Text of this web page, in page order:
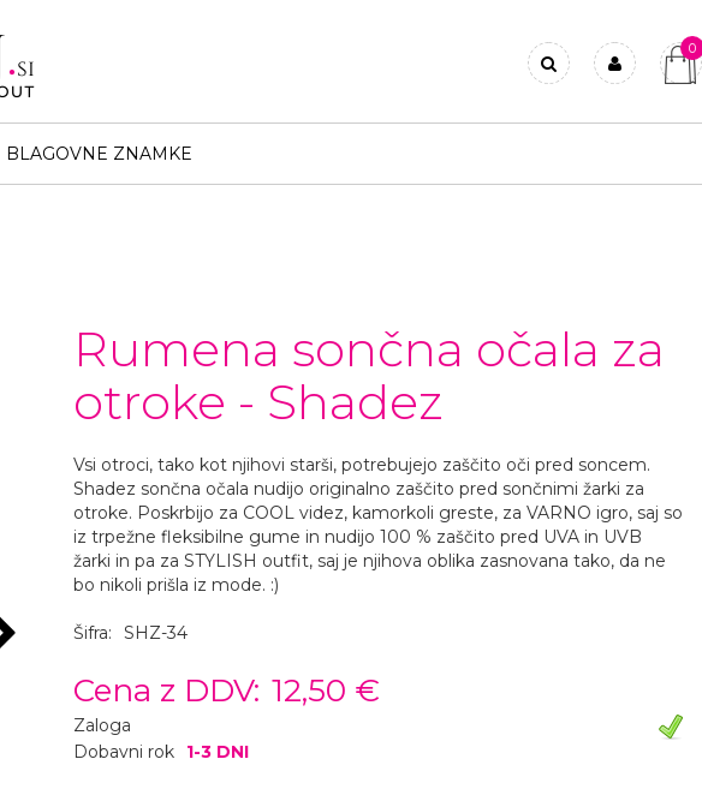
0
BLAGOVNE ZNAMKE
Rumena sončna očala za
otroke - Shadez
Vsi otroci, tako kot njihovi starši, potrebujejo zaščito oči pred soncem.
Shadez sončna očala nudijo originalno zaščito pred sončnimi žarki za
otroke. Poskrbijo za COOL videz, kamorkoli greste, za VARNO igro, saj so
iz trpežne fleksibilne gume in nudijo 100 % zaščito pred UVA in UVB
žarki in pa za STYLISH outfit, saj je njihova oblika zasnovana tako, da ne
bo nikoli prišla iz mode. :)
Šifra: SHZ-34
Cena z DDV: 12,50 €
Zaloga
Dobavni rok
1-3 DNI